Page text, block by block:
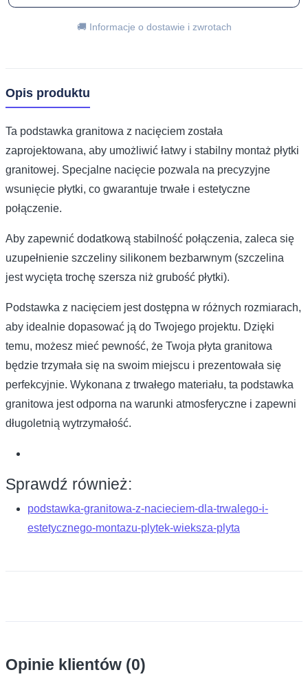
🚚 Informacje o dostawie i zwrotach
Opis produktu
Ta podstawka granitowa z nacięciem została
zaprojektowana, aby umożliwić łatwy i stabilny montaż płytki
granitowej. Specjalne nacięcie pozwala na precyzyjne
wsunięcie płytki, co gwarantuje trwałe i estetyczne
połączenie.
Aby zapewnić dodatkową stabilność połączenia, zaleca się
uzupełnienie szczeliny silikonem bezbarwnym (szczelina
jest wycięta trochę szersza niż grubość płytki).
Podstawka z nacięciem jest dostępna w różnych rozmiarach,
aby idealnie dopasować ją do Twojego projektu. Dzięki
temu, możesz mieć pewność, że Twoja płyta granitowa
będzie trzymała się na swoim miejscu i prezentowała się
perfekcyjnie. Wykonana z trwałego materiału, ta podstawka
granitowa jest odporna na warunki atmosferyczne i zapewni
długoletnią wytrzymałość.
Sprawdź również:
podstawka-granitowa-z-nacieciem-dla-trwalego-i-
estetycznego-montazu-plytek-wieksza-plyta
Opinie klientów (0)